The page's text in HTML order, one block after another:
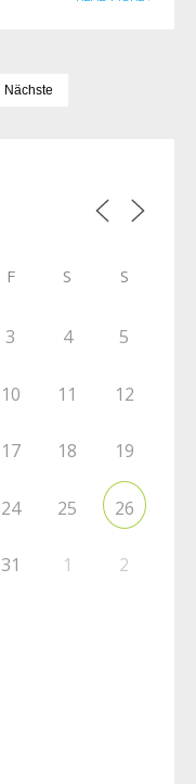
Nächste
F S S
3 4 5
10 11 12
17 18 19
24 25 26
31 1 2